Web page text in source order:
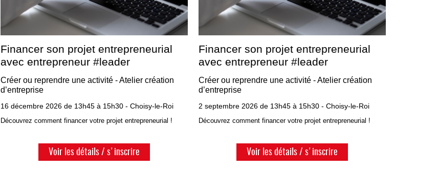
Financer son projet entrepreneurial
avec entrepreneur #leader
Créer ou reprendre une activité - Atelier création
d’entreprise
16 décembre 2026 de 13h45 à 15h30 - Choisy-le-Roi
Découvrez comment financer votre projet entrepreneurial !
Voir les détails / s'inscrire
Financer son projet entrepreneurial
avec entrepreneur #leader
Créer ou reprendre une activité - Atelier création
d’entreprise
2 septembre 2026 de 13h45 à 15h30 - Choisy-le-Roi
Découvrez comment financer votre projet entrepreneurial !
Voir les détails / s'inscrire